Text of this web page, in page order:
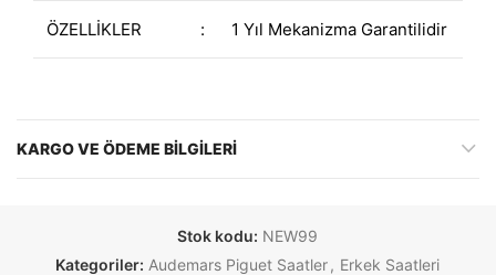
ÖZELLİKLER : 1 Yıl Mekanizma Garantilidir
KARGO VE ÖDEME BILGILERI
Stok kodu: NEW99
Kategoriler: Audemars Piguet Saatler, Erkek Saatleri